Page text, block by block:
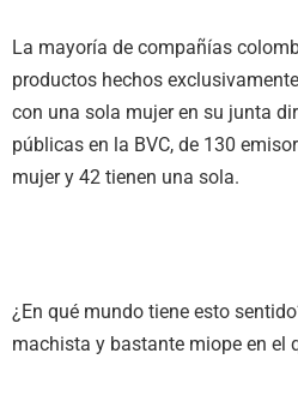
La mayoría de compañías
productos hechos
con una sola mujer en su junta
públicas en la BVC, de 130
mujer y 42 tienen una sola.
¿En qué mundo tiene esto
machista y bastante miope en el